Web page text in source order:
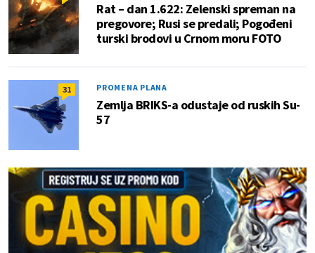
Rat – dan 1.622: Zelenski spreman na
pregovore; Rusi se predali; Pogođeni
turski brodovi u Crnom moru FOTO
31 PROMENA PLANA
Zemlja BRIKS-a odustaje od ruskih Su-
57